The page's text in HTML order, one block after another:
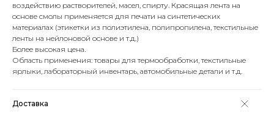
воздействию растворителей, масел, спирту. Красящая лента на
основе смолы применяется для печати на синтетических
материалах (этикетки из полиэтилена, полипропилена, текстильные
ленты на нейлоновой основе и т.д.)
Более высокая цена.
Область применения: товары для термообработки, текстильные
ярлыки, лабораторный инвентарь, автомобильные детали и т.д.
Доставка